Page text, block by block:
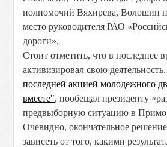
полномочий Вяхирева, Волошин
место руководителя РАО
дороги».
Стоит отметить, что в последнее
активизировал свою
последней акцией молодежного
вместе", пообещал президенту
предвыборную ситуацию в
Очевидно, окончательное решение
зависеть от того, какими